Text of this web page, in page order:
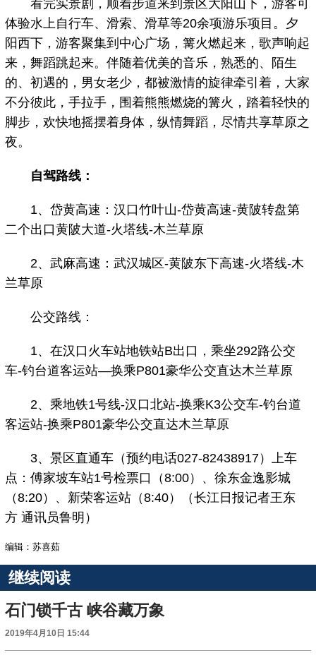
看完实景剧，顺着步道来到景区大阳山下，游客可
体验水上自行车、滑索、滑草等20余项游乐项目。夕
阳西下，游客聚集到中心广场，篝火燃起来，歌声响起
来，舞蹈跳起来。伴随着优美的音乐，熟悉的、陌生
的、初遇的，男女老少，都被激情的旋律牵引着，大家
不分彼此，手拉手，围着熊熊燃烧的篝火，踏着轻快的
脚步，欢快地摇摆着身体，纵情舞蹈，尽情共享草原之
夜。
自驾路线：
1、岱黄高速：汉口竹叶山-岱黄高速-黄陂转盘第
二个出口黄陂大道-火塔线-木兰草原
2、武麻高速：武汉城区-黄陂东下高速-火塔线-木
兰草原
公交路线：
1、在汉口火车站地铁站B出口，乘坐292路公交
车-钓台道客运站—换乘P801豪华公交直达木兰草原
2、乘地铁1号线-汉口北站-换乘K3公交车-钓台道
客运站-换乘P801豪华公交直达木兰草原
3、景区直通车（预约电话027-82438917）上车
点：傅家坡车站1号检票口（8:00）、徐东金逸影城
（8:20）、新荣客运站（8:40）（长江日报记者王东
方 通讯员鲁明）
编辑：苏喜茹
继续阅读
石门锁千古 峡谷藏万象
2019年4月10日 15:44